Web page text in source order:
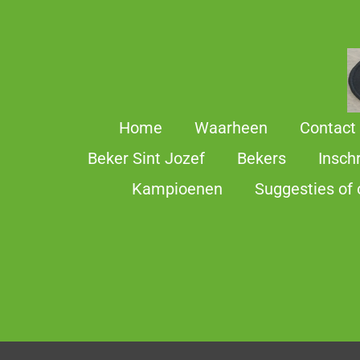
Home Waarheen Contact
Beker Sint Jozef
Bekers
Kampioenen
Suggesties of